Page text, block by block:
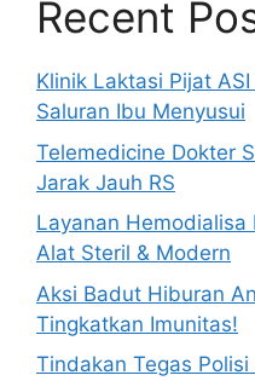
Recent
Klinik Laktasi Pijat
Saluran Ibu Menyusui
Telemedicine Dokter
Jarak Jauh RS
Layanan Hemodialisa
Alat Steril & Modern
Aksi Badut Hiburan
Tingkatkan Imunitas!
Tindakan Tegas